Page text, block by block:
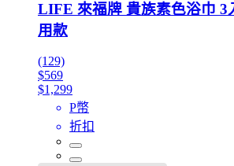
LIFE 來福牌 貴族素色浴巾 3
用款
(129)
$569
$1,299
P幣
折扣